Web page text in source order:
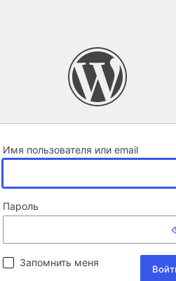
Имя пользователя или email
Пароль
Запомнить меня